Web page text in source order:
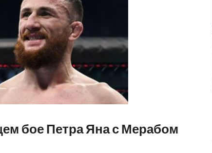
бое Петра Яна с Мерабом